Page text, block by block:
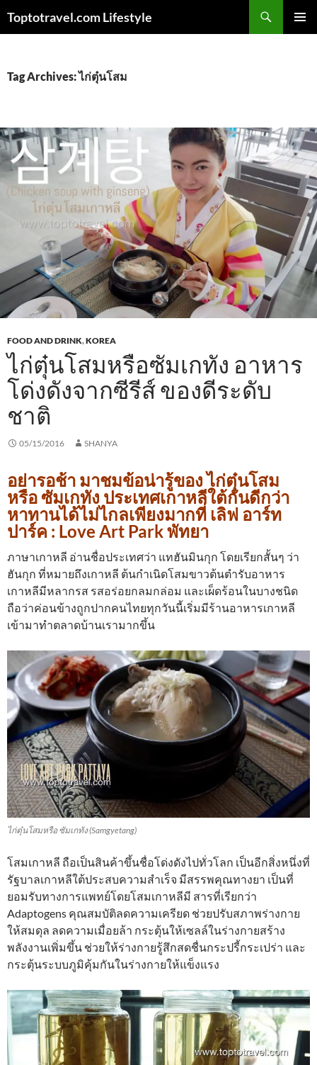
Toptotravel.com Lifestyle
Tag Archives: ไก่ตุ๋นโสม
FOOD AND DRINK,KOREA
ไก่ตุ๋นโสมหรือซัมเกทัง อาหาร
โด่งดังจากซีรีส์ ของดีระดับ
ชาติ
05/15/2016 SHANYA
อย่ารอช้า มาชมข้อน่ารู้ของ ไก่ตุ๋นโสม
หรือ ซัมเกทัง ประเทศเกาหลีใต้กันดีกว่า
หาทานได้ไม่ไกลเพียงมากที่ เลิฟ อาร์ท
ปาร์ค : Love Art Park พัทยา
ภาษาเกาหลี อ่านชื่อประเทศว่า แทฮันมินกุก โดยเรียกสั้นๆ ว่า
ฮันกุก ที่หมายถึงเกาหลี ต้นกำเนิดโสมขาวต้นตำรับอาหาร
เกาหลีมีหลากรส รสอร่อยกลมกล่อม และเผ็ดร้อนในบางชนิด
ถือว่าค่อนข้างถูกปากคนไทยทุกวันนี้เริ่มมีร้านอาหารเกาหลี
เข้ามาทำตลาดบ้านเรามากขึ้น
ไก่ตุ๋นโสมหรือ ซัมเกทัง (Samgyetang)
โสมเกาหลี ถือเป็นสินค้าขึ้นชื่อโด่งดังไปทั่วโลก เป็นอีกสิ่งหนึ่งที่
รัฐบาลเกาหลีใต้ประสบความสำเร็จ มีสรรพคุณทางยา เป็นที่
ยอมรับทางการแพทย์โดยโสมเกาหลีมี สารที่เรียกว่า
Adaptogens คุณสมบัติลดความเครียด ช่วยปรับสภาพร่างกาย
ให้สมดุล ลดความเมื่อยล้า กระตุ้นให้เซลล์ในร่างกายสร้าง
พลังงานเพิ่มขึ้น ช่วยให้ร่างกายรู้สึกสดชื่นกระปรี้กระเปร่า และ
กระตุ้นระบบภูมิคุ้มกันในร่างกายให้แข็งแรง